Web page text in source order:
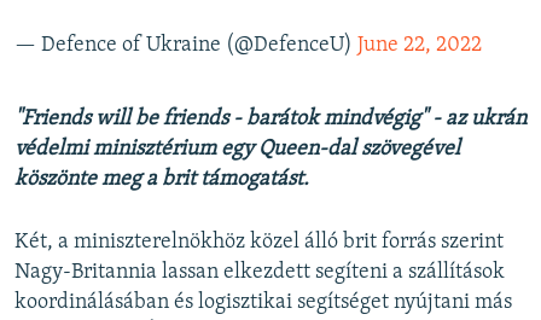
— Defence of Ukraine (@DefenceU) June 22, 2022
"Friends will be friends - barátok mindvégig" - az ukrán
védelmi minisztérium egy Queen-dal szövegével
köszönte meg a brit támogatást.
Két, a miniszterelnökhöz közel álló brit forrás szerint
Nagy-Britannia lassan elkezdett segíteni a szállítások
koordinálásában és logisztikai segítséget nyújtani más